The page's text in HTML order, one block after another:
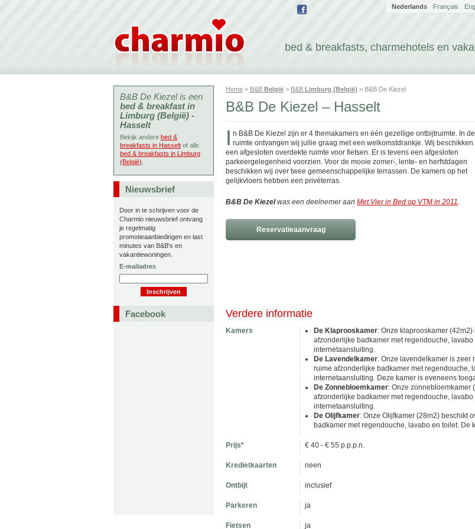
bed & breakfasts, charmehotels en
Nederlands Français
Home > B&B België > B&B Limburg (België) > B&B De Kiezel
B&B De Kiezel – Hasselt
I n B&B De Kiezel zijn er 4 themakamers en één gezellige ontbijtruimte. In
ruimte ontvangen wij jullie graag met een welkomstdrankje. Wij beschikken
een afgesloten overdekte ruimte voor fietsen. Er is tevens een afgesloten
parkeergelegenheid voorzien. Voor de mooie zomer-, lente- en herfstdagen
beschikken wij over twee gemeenschappelijke terrassen. De kamers op het
gelijkvloers hebben een privéterras.
B&B De Kiezelwas een deelnemer aan Met Vier in Bed op VTM in 2011.
Reservatieaanvraag
Verdere informatie
Kamers De Klaprooskamer: Onze klaprooskamer
afzonderlijke badkamer met regendouche,
internetaansluiting.
De Lavendelkamer: Onze lavendelkamer is zeer
ruime afzonderlijke badkamer met regendouche,
internetaansluiting. Deze kamer is eveneens
De Zonnebloemkamer: Onze zonnebloemkamer
afzonderlijke badkamer met regendouche,
internetaansluiting.
De Olijfkamer: Onze Olijfkamer (28m2) beschikt
badkamer met regendouche, lavabo en toilet.
Prijs* € 40 - € 55 p.p.p.n.
Kredietkaarten neen
Ontbijt inclusief
Parkeren ja
Fietsen ja
B&B De Kiezel is een
bed & breakfast in
Limburg (België) -
Hasselt
Bekijk andere bed &
breakfasts in Hasselt of alle
bed & breakfasts in Limburg
(België)
Nieuwsbrief
Door in te schrijven voor de
Charmio nieuwsbrief ontvang
je regelmatig
promotieaanbiedingen en last
minutes van B&B's en
vakantiewoningen.
E-mailadres
Facebook